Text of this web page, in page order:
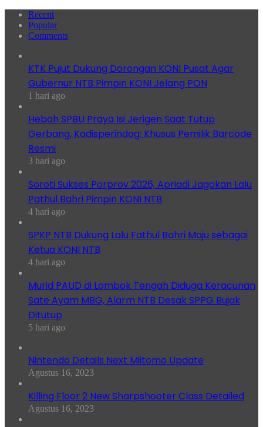
Recent
Popular
Comments
KTK Pujut Dukung Dorongan KONI Pusat Agar
Gubernur NTB Pimpin KONI Jelang PON
1 hari ago
Heboh SPBU Praya Isi Jerigen Saat Tutup
Gerbang, Kadisperindag: Khusus Pemilik Barcode
Resmi
3 hari ago
Soroti Sukses Porprov 2026, Apriadi Jagokan Lalu
Pathul Bahri Pimpin KONI NTB
4 hari ago
SPKP NTB Dukung Lalu Fathul Bahri Maju sebagai
Ketua KONI NTB
4 hari ago
Murid PAUD di Lombok Tengah Diduga Keracunan
Sate Ayam MBG, Alarm NTB Desak SPPG Bujak
Ditutup
5 hari ago
Nintendo Details Next Miitomo Update
Agustus 16, 2023
Killing Floor 2 New Sharpshooter Class Detailed
Agustus 16, 2023